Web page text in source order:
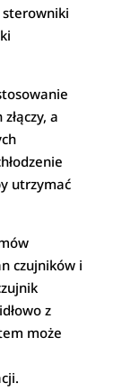
sterowniki
a
utrzymać
czujników i
z
może